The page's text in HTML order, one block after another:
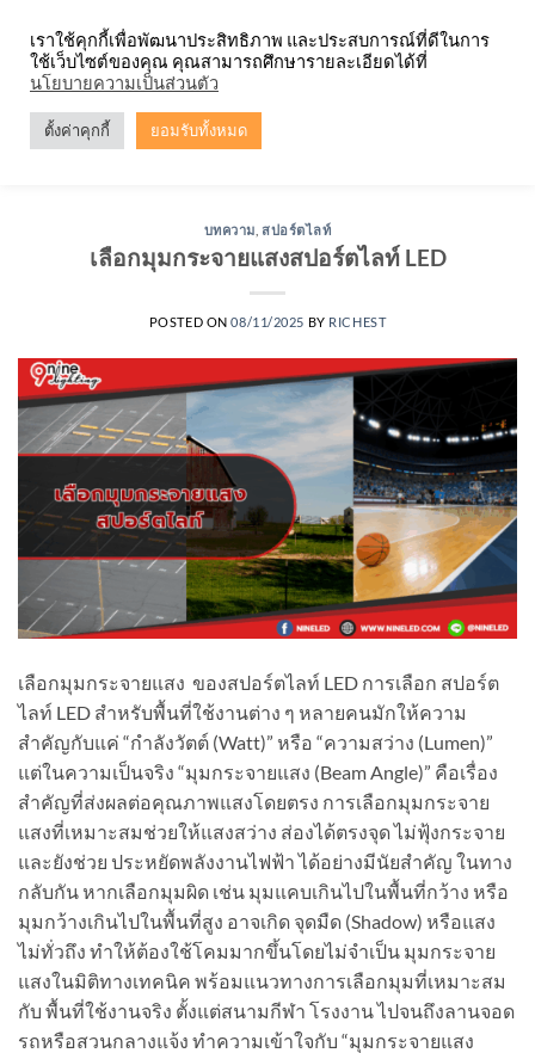
content
บทความ สปอร์ตไลท์
เลือกมุมกระจายแสงสปอร์ตไลท์ LED
POSTED ON08/11/2025 BY RICHEST
เลือกมุมกระจายแสง ของสปอร์ตไลท์ LED การเลือก สปอร์ต
ไลท์ LED สำหรับพื้นที่ใช้งานต่าง ๆ หลายคนมักให้ความ
สำคัญกับแค่ “กำลังวัตต์ (Watt)” หรือ “ความสว่าง (Lumen)”
แต่ในความเป็นจริง “มุมกระจายแสง (Beam Angle)” คือเรื่อง
สำคัญที่ส่งผลต่อคุณภาพแสงโดยตรง การเลือกมุมกระจาย
แสงที่เหมาะสมช่วยให้แสงสว่าง ส่องได้ตรงจุด ไม่ฟุ้งกระจาย
และยังช่วย ประหยัดพลังงานไฟฟ้า ได้อย่างมีนัยสำคัญ ในทาง
กลับกัน หากเลือกมุมผิด เช่น มุมแคบเกินไปในพื้นที่กว้าง หรือ
มุมกว้างเกินไปในพื้นที่สูง อาจเกิด จุดมืด (Shadow) หรือแสง
ไม่ทั่วถึง ทำให้ต้องใช้โคมมากขึ้นโดยไม่จำเป็น มุมกระจาย
แสงในมิติทางเทคนิค พร้อมแนวทางการเลือกมุมที่เหมาะสม
กับ พื้นที่ใช้งานจริง ตั้งแต่สนามกีฬา โรงงาน ไปจนถึงลานจอด
รถหรือสวนกลางแจ้ง ทำความเข้าใจกับ “มุมกระจายแสง
เราใช้คุกกี้เพื่อพัฒนาประสิทธิภาพ และประสบการณ์ที่ดีในการ
ใช้เว็บไซต์ของคุณ คุณสามารถศึกษารายละเอียดได้ที่
นโยบายความเป็นส่วนตัว
ตั้งค่าคุกกี้ ยอมรับทั้งหมด